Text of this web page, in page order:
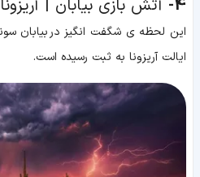
4- آتش بازی بیابان | آریزونا
ایالت آریزونا به ثبت رسیده است.